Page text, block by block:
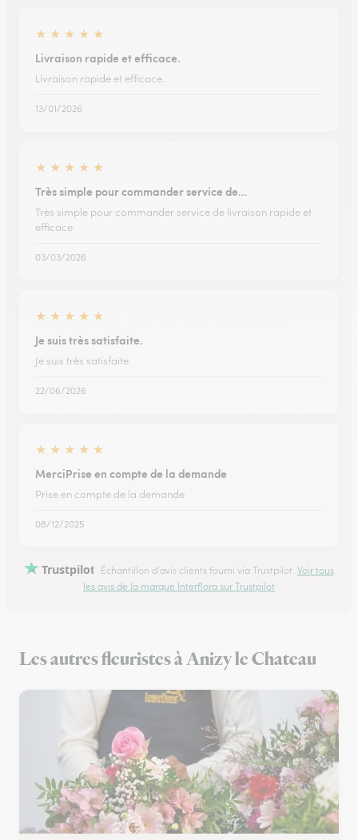
★ ★ ★ ★ ★
Livraison rapide et efficace.
Livraison rapide et efficace.
13/01/2026
★ ★ ★ ★ ★
Très simple pour commander service de…
Très simple pour commander service de livraison rapide et
efficace
03/03/2026
★ ★ ★ ★ ★
Je suis très satisfaite.
Je suis très satisfaite.
22/06/2026
★ ★ ★ ★ ★
MerciPrise en compte de la demande
Prise en compte de la demande
08/12/2025
Trustpilot Échantillon d'avis clients fourni via Trustpilot. Voir tous
les avis de la marque Interflora sur Trustpilot
Les autres fleuristes à Anizy le Chateau